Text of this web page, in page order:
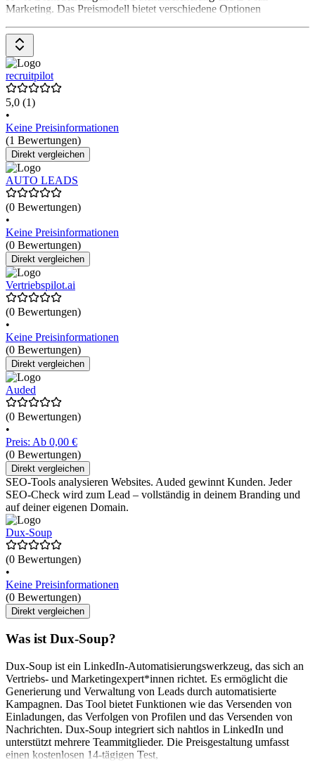
Marketing. Das Preismodell bietet verschiedene Optionen
recruitpilot
5,0 (1)
•
Keine Preisinformationen
(1 Bewertungen)
Direkt vergleichen
AUTO LEADS
(0 Bewertungen)
•
Keine Preisinformationen
(0 Bewertungen)
Direkt vergleichen
Vertriebspilot.ai
(0 Bewertungen)
•
Keine Preisinformationen
(0 Bewertungen)
Direkt vergleichen
Auded
(0 Bewertungen)
•
Preis: Ab 0,00 €
(0 Bewertungen)
Direkt vergleichen
SEO-Tools analysieren Websites. Auded gewinnt Kunden. Jeder
SEO-Check wird zum Lead – vollständig in deinem Branding und
auf deiner eigenen Domain.
Dux-Soup
(0 Bewertungen)
•
Keine Preisinformationen
(0 Bewertungen)
Direkt vergleichen
Was ist Dux-Soup?
Dux-Soup ist ein LinkedIn-Automatisierungswerkzeug, das sich an
Vertriebs- und Marketingexpert*innen richtet. Es ermöglicht die
Generierung und Verwaltung von Leads durch automatisierte
Kampagnen. Das Tool bietet Funktionen wie das Versenden von
Einladungen, das Verfolgen von Profilen und das Versenden von
Nachrichten. Dux-Soup integriert sich nahtlos in LinkedIn und
unterstützt mehrere Teammitglieder. Die Preisgestaltung umfasst
einen kostenlosen 14-tägigen Test,